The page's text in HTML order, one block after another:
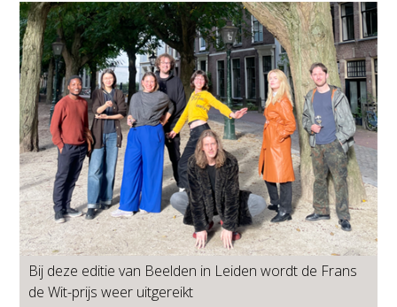
Bij deze editie van Beelden in Leiden wordt de Frans
de Wit-prijs weer uitgereikt